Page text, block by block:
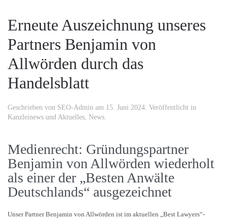
Erneute Auszeichnung unseres
Partners Benjamin von
Allwörden durch das
Handelsblatt
Geschrieben von SEO-Admin am 15. Juni 2024. Veröffentlicht in
Kanzleinews und Aktuelles, News.
Medienrecht: Gründungspartner
Benjamin von Allwörden wiederholt
als einer der „Besten Anwälte
Deutschlands“ ausgezeichnet
Unser Partner Benjamin von Allwörden ist im aktuellen „Best Lawyers“-